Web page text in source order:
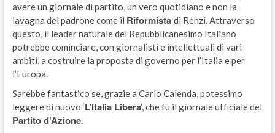
avere un giornale di partito, un vero quotidiano e non la
lavagna del padrone come il Riformista di Renzi. Attraverso
questo, il leader naturale del Repubblicanesimo Italiano
potrebbe cominciare, con giornalisti e intellettuali di vari
ambiti, a costruire la proposta di governo per l’Italia e per
l’Europa.
Sarebbe fantastico se, grazie a Carlo Calenda, potessimo
leggere di nuovo ‘L’Italia Libera‘, che fu il giornale ufficiale del
Partito d’Azione.